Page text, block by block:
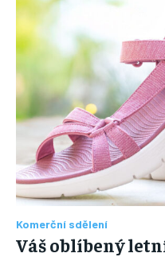
Komerční sdělení
Váš oblíbený